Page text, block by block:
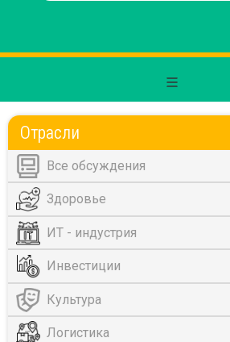
Отрасли
Все обсуждения
Здоровье
ИТ - индустрия
Инвестиции
Культура
Логистика